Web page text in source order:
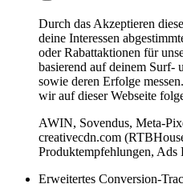
Durch das Akzeptieren
deine Interessen
oder Rabattaktionen für
basierend auf deinem Surf-
sowie deren Erfolge
wir auf dieser Webseite
AWIN, Sovendus, Meta-
creativecdn.com
Produktempfehlungen, Ads
Erweitertes Conversion-